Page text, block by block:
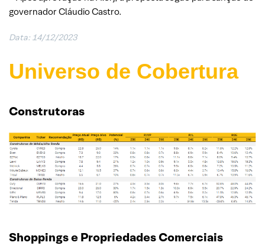
governador Cláudio Castro.
Data: 14/12/2023
Universo de Cobertura
Construtoras
Shoppings e Propriedades Comerciais